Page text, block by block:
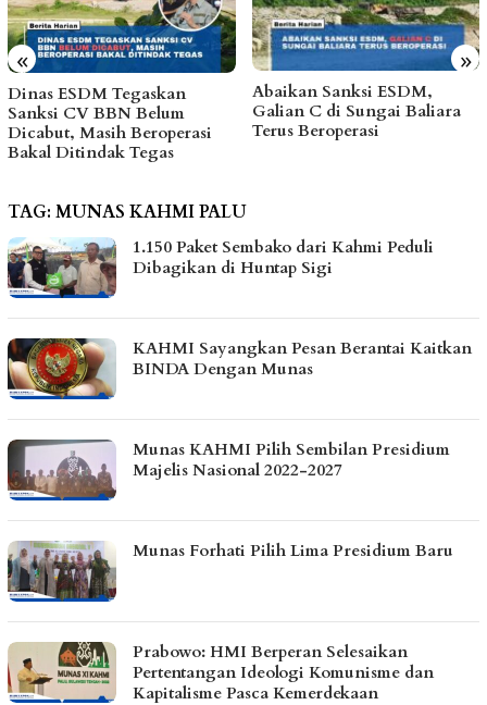
« »
Abaikan Sanksi ESDM,
Galian C di Sungai Baliara
Terus Beroperasi
Arpan Sahar Prioritaskan
Kawal Kebutuhan Dasar
Warga Pesisir di Tengah
TAG: MUNAS KAHMI PALU
1.150 Paket Sembako dari Kahmi Peduli
Dibagikan di Huntap Sigi
KAHMI Sayangkan Pesan Berantai Kaitkan
BINDA Dengan Munas
Munas KAHMI Pilih Sembilan Presidium
Majelis Nasional 2022-2027
Munas Forhati Pilih Lima Presidium Baru
Prabowo: HMI Berperan Selesaikan
Pertentangan Ideologi Komunisme dan
Kapitalisme Pasca Kemerdekaan